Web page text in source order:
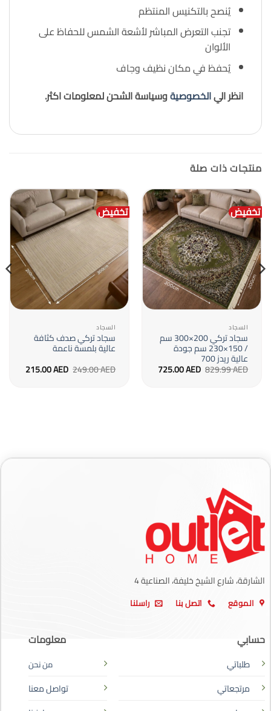
يُنصح بالتكنيس المنتظم
تجنب التعرض المباشر لأشعة الشمس للحفاظ على
الألوان
يُحفظ في مكان نظيف وجاف
انظر اليالخصوصيةوسياسة الشحن لمعلومات اكثر.
منتجات ذات صلة
تخفيض
السجاد
سجاد تركي 200×300 سم
/ 150×230 سم جودة
عالية ريدز 700
829.99AED السعر
الأصلي725.00AED السعر
تخفيض
السجاد
سجاد تركي صدف كثافة
عالية بلمسة ناعمة
249.00AED السعر
الأصلي215.00AED السعر
الحالي
الشارقة، شارع الشيخ خليفة، الصناعية 4
الموقع اتصل بنا راسلنا
حسابي
طلباتي
مرتجعاتي
معلومات
من نحن
تواصل معنا